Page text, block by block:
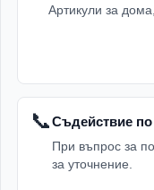
Артикули за
📞Съдействие
При въпрос за
за уточнение.